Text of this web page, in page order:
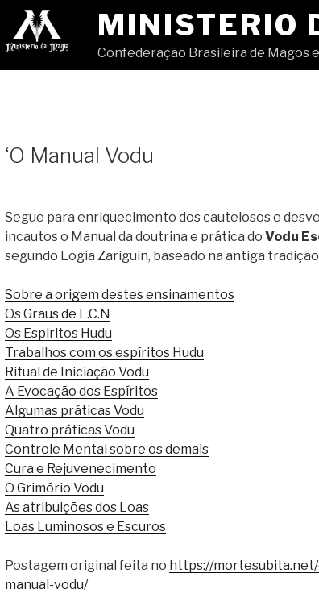
MINISTERIO
Confederação Brasileira de Magos
‘O Manual Vodu
Segue para enriquecimento dos cautelosos e
incautos o Manual da doutrina e prática do Vodu
segundo Logia Zariguin, baseado na antiga
Sobre a origem destes ensinamentos
Os Graus de L.C.N
Os Espiritos Hudu
Trabalhos com os espíritos Hudu
Ritual de Iniciação Vodu
A Evocação dos Espíritos
Algumas práticas Vodu
Quatro práticas Vodu
Controle Mental sobre os demais
Cura e Rejuvenecimento
O Grimório Vodu
As atribuições dos Loas
Loas Luminosos e Escuros
Postagem original feita no https://
manual-vodu/